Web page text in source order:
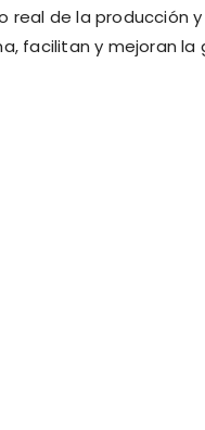
de la producción
facilitan y mejoran la